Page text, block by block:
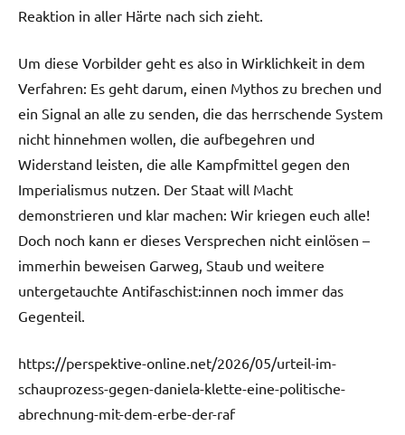
Reaktion in aller Härte nach sich zieht.
Um diese Vorbilder geht es also in Wirklichkeit in dem
Verfahren: Es geht darum, einen Mythos zu brechen und
ein Signal an alle zu senden, die das herrschende System
nicht hinnehmen wollen, die aufbegehren und
Widerstand leisten, die alle Kampfmittel gegen den
Imperialismus nutzen. Der Staat will Macht
demonstrieren und klar machen: Wir kriegen euch alle!
Doch noch kann er dieses Versprechen nicht einlösen –
immerhin beweisen Garweg, Staub und weitere
untergetauchte Antifaschist:innen noch immer das
Gegenteil.
https://perspektive-online.net/2026/05/urteil-im-
schauprozess-gegen-daniela-klette-eine-politische-
abrechnung-mit-dem-erbe-der-raf